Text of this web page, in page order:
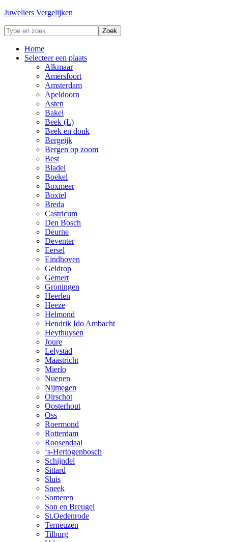
Juweliers Vergelijken
Home
Selecteer een plaats
Alkmaar
Amersfoort
Amsterdam
Apeldoorn
Asten
Bakel
Beek (L)
Beek en donk
Bergeijk
Bergen op zoom
Best
Bladel
Boekel
Boxmeer
Boxtel
Breda
Castricum
Den Bosch
Deurne
Deventer
Eersel
Eindhoven
Geldrop
Gemert
Groningen
Heerlen
Heeze
Helmond
Hendrik Ido Ambacht
Heythuysen
Joure
Lelystad
Maastricht
Mierlo
Nuenen
Nijmegen
Oirschot
Oosterhout
Oss
Roermond
Rotterdam
Roosendaal
‘s-Hertogenbosch
Schijndel
Sittard
Sluis
Sneek
Someren
Son en Breugel
St.Oedenrode
Terneuzen
Tilburg